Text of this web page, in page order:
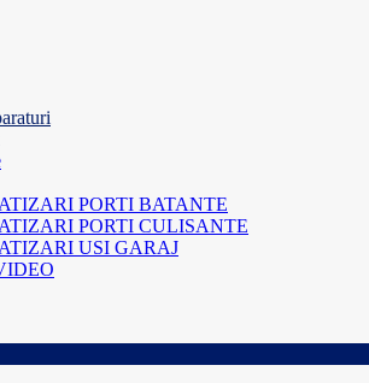
PORTI BATANTE
PORTI CULISANTE
USI GARAJ